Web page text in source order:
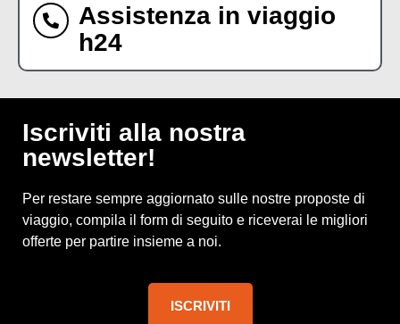
Assistenza in viaggio
h24
Iscriviti alla nostra
newsletter!
Per restare sempre aggiornato sulle nostre proposte di
viaggio, compila il form di seguito e riceverai le migliori
offerte per partire insieme a noi.
ISCRIVITI